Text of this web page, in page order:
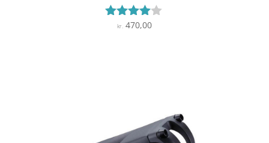
Vurderet
kr.470,00